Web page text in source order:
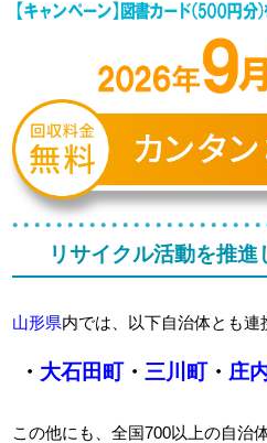
リサイクル活動を推
山形県内では、以下自治体とも連
・ 大石田町・ 三川町・ 庄
この他にも、全国700以上の自治